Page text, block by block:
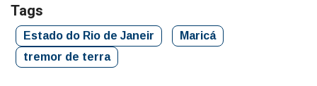
Tags
Estado do Rio de Janeir
Maricá
tremor de terra